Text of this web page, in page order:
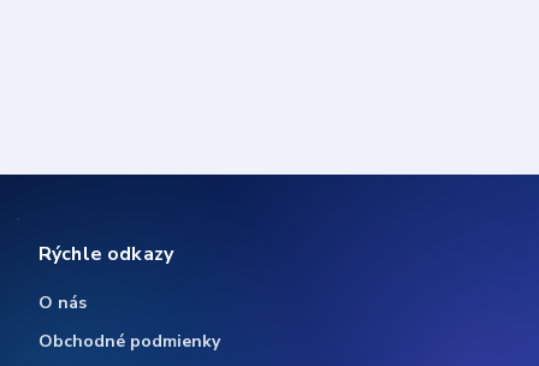
Rýchle odkazy
O nás
Obchodné podmienky